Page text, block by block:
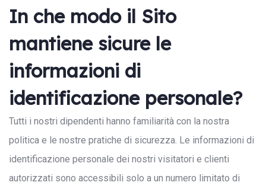
In che modo il Sito
mantiene sicure le
informazioni di
identificazione personale?
Tutti i nostri dipendenti hanno familiarità con la nostra
politica e le nostre pratiche di sicurezza. Le informazioni di
identificazione personale dei nostri visitatori e clienti
autorizzati sono accessibili solo a un numero limitato di